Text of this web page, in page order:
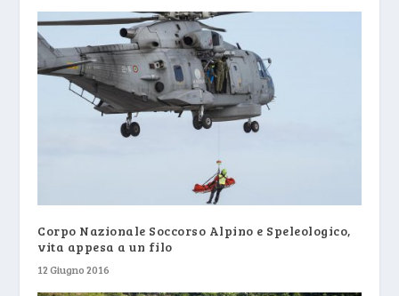
Corpo Nazionale Soccorso Alpino e Speleologico,
vita appesa a un filo
12 Giugno 2016